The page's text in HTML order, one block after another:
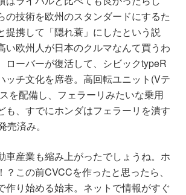
の技術を欧州のスタンダードにするた
提携して「隠れ蓑」にしたという説
い欧州人が日本のクルマなんて買うわ
ローバーが復活して、シビックtypeR
ッチ文化を席巻。高回転ユニット(Vテ
を配備し、フェラーリみたいな乗用
も、すでにホンダはフェラーリを潰す
済み。
車産業も縮み上がったでしょうね。ホ
？この前CVCCを作ったと思ったら、
作り始める始末。ネットで情報がすぐ